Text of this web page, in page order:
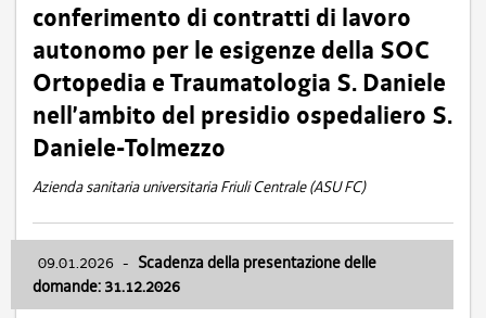
conferimento di contratti di lavoro
autonomo per le esigenze della SOC
Ortopedia e Traumatologia S. Daniele
nell’ambito del presidio ospedaliero S.
Daniele-Tolmezzo
Azienda sanitaria universitaria Friuli Centrale (ASU FC)
09.01.2026 - Scadenza della presentazione delle
domande: 31.12.2026